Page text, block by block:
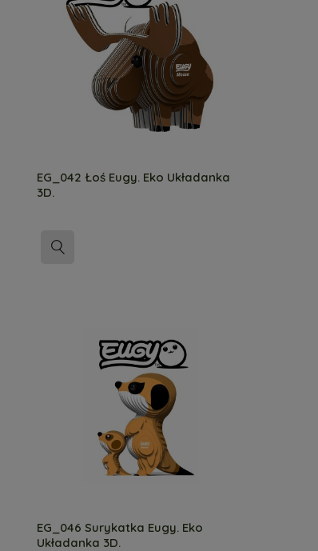
EG_042 Łoś Eugy. Eko Układanka
3D.
EG_046 Surykatka Eugy. Eko
Układanka 3D.